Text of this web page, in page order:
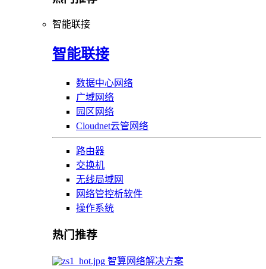
智能联接
智能联接
数据中心网络
广域网络
园区网络
Cloudnet云管网络
路由器
交换机
无线局域网
网络管控析软件
操作系统
热门推荐
智算网络解决方案